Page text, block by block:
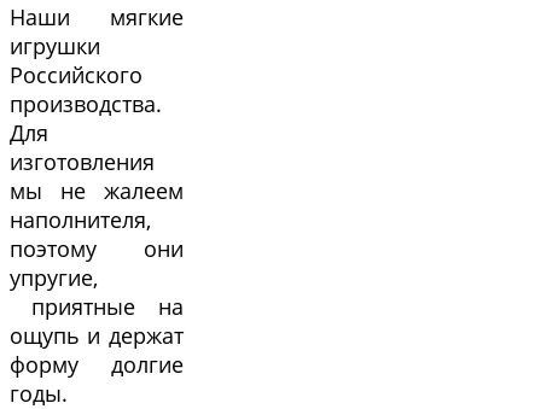
Наши мягкие
игрушки
Российского
производства.
Для
изготовления
мы не жалеем
наполнителя,
поэтому они
упругие,
приятные на
ощупь и держат
форму долгие
годы.